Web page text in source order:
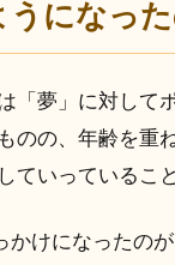
になった
「夢」に対して
のの、年齢を重
ていっているこ
かけになったの